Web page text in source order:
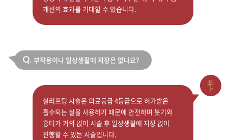
개선의 효과를 기대할 수 있습니다.
Q. 부작용이나 일상생활에 지장은 없나요?
실리프팅 시술은 의료등급 4등급으로 허가받은
흡수되는 실을 사용하기 때문에 안전하며 붓기와
흉터가 거의 없어 시술 후 일상생활에 지장 없이
진행할 수 있는 시술입니다.